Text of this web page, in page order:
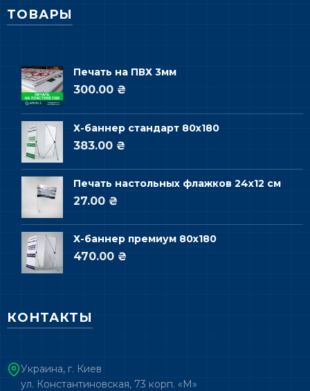
ТОВАРЫ
Печать на ПВХ 3мм
300.00 ₴
Х-баннер стандарт 80х180
383.00 ₴
Печать настольных флажков 24х12 см
27.00 ₴
Х-баннер премиум 80х180
470.00 ₴
КОНТАКТЫ
Украина, г. Киев
ул. Константиновская, 73 корп. «М»